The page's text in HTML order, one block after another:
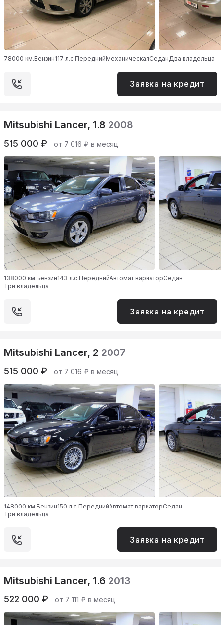
78000 км.Бензин117 л.с.ПереднийМеханическаяСеданДва владельца
Заявка на кредит
Mitsubishi Lancer, 1.8 2008
515 000 ₽ от 7 016 ₽ в месяц
138000 км.Бензин143 л.с.ПереднийАвтомат вариаторСедан
Три владельца
Заявка на кредит
Mitsubishi Lancer, 2 2007
515 000 ₽ от 7 016 ₽ в месяц
148000 км.Бензин150 л.с.ПереднийАвтомат вариаторСедан
Три владельца
Заявка на кредит
Mitsubishi Lancer, 1.6 2013
522 000 ₽ от 7 111 ₽ в месяц